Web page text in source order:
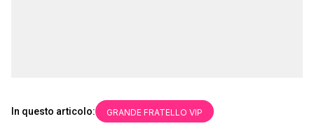
In questo articolo: GRANDE FRATELLO VIP